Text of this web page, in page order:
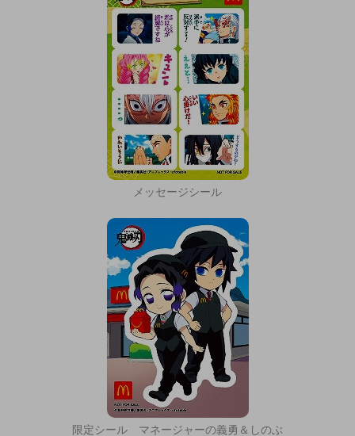
メッセージシール
限定シール マネージャーの義勇＆しのぶ